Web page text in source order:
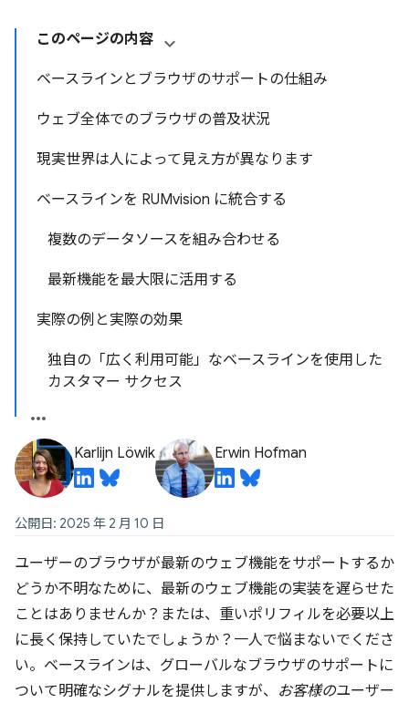
このページの内容
ベースラインとブラウザのサポートの仕組み
ウェブ全体でのブラウザの普及状況
現実世界は人によって見え方が異なります
ベースラインを RUMvision に統合する
複数のデータソースを組み合わせる
最新機能を最大限に活用する
実際の例と実際の効果
独自の「広く利用可能」なベースラインを使用した
カスタマー サクセス
Karlijn Löwik Erwin Hofman
公開日: 2025 年 2 月 10 日
ユーザーのブラウザが最新のウェブ機能をサポートするか
どうか不明なために、最新のウェブ機能の実装を遅らせた
ことはありませんか？または、重いポリフィルを必要以上
に長く保持していたでしょうか？一人で悩まないでくださ
い。ベースラインは、グローバルなブラウザのサポートに
ついて明確なシグナルを提供しますが、 お客様のユーザー